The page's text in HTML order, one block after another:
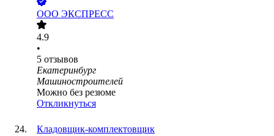
ООО ЭКСПРЕСС
4.9
•
5 отзывов
Екатеринбург
Машиностроителей
Можно без резюме
Откликнуться
Кладовщик-комплектовщик